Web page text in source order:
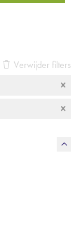
Verwijder filters